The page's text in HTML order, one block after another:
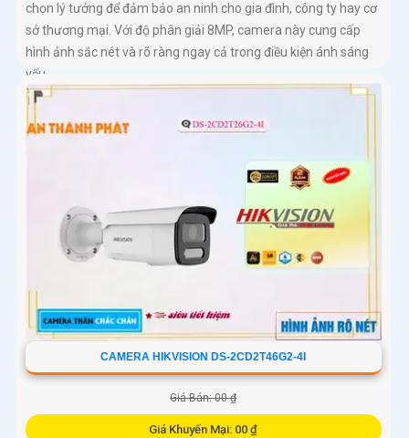
chọn lý tưởng để đảm bảo an ninh cho gia đình, công ty hay cơ
sở thương mại. Với độ phân giải 8MP, camera này cung cấp
hình ảnh sắc nét và rõ ràng ngay cả trong điều kiện ánh sáng
yếu
CAMERA HIKVISION DS-2CD2T46G2-4I
Giá Bán: 00 ₫
Giá Khuyến Mại: 00 ₫